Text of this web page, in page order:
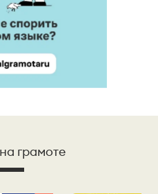
грамоте